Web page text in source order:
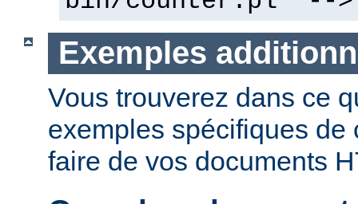
Exemples
Vous trouverez dans ce
exemples spécifiques de
faire de vos documents